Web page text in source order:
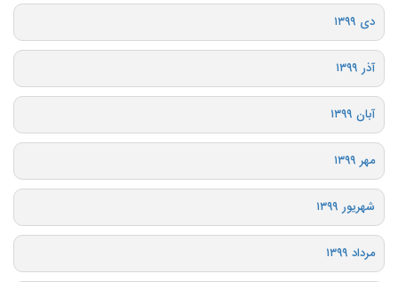
دی ۱۳۹۹
آذر ۱۳۹۹
آبان ۱۳۹۹
مهر ۱۳۹۹
شهریور ۱۳۹۹
مرداد ۱۳۹۹